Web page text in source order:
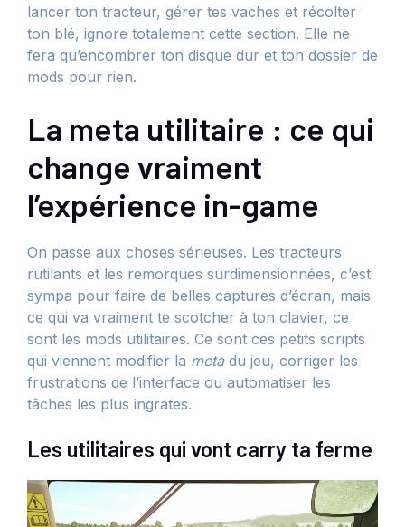
lancer ton tracteur, gérer tes vaches et récolter
ton blé, ignore totalement cette section. Elle ne
fera qu’encombrer ton disque dur et ton dossier de
mods pour rien.
La meta utilitaire : ce qui
change vraiment
l’expérience in-game
On passe aux choses sérieuses. Les tracteurs
rutilants et les remorques surdimensionnées, c’est
sympa pour faire de belles captures d’écran, mais
ce qui va vraiment te scotcher à ton clavier, ce
sont les mods utilitaires. Ce sont ces petits scripts
qui viennent modifier la metadu jeu, corriger les
frustrations de l’interface ou automatiser les
tâches les plus ingrates.
Les utilitaires qui vont carry ta ferme